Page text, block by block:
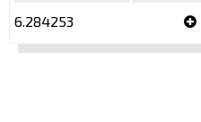
6.284253